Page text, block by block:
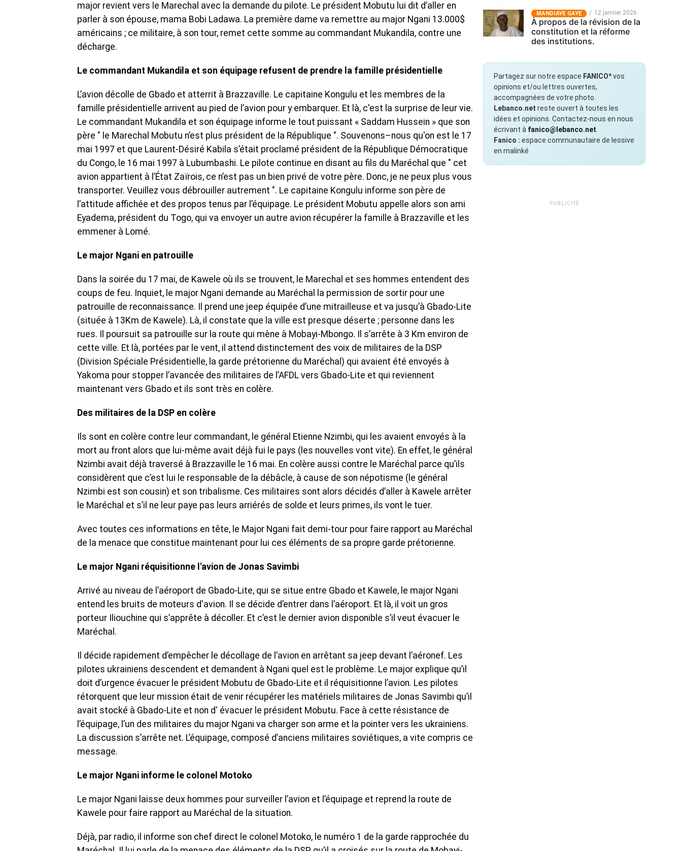
major revient vers le Marechal avec la demande du pilote. Le président Mobutu lui dit d’aller en
parler à son épouse, mama Bobi Ladawa. La première dame va remettre au major Ngani 13.000$
américains ; ce militaire, à son tour, remet cette somme au commandant Mukandila, contre une
décharge.
Le commandant Mukandila et son équipage refusent de prendre la famille présidentielle
L’avion décolle de Gbado et atterrit à Brazzaville. Le capitaine Kongulu et les membres de la
famille présidentielle arrivent au pied de l’avion pour y embarquer. Et là, c'est la surprise de leur vie.
Le commandant Mukandila et son équipage informe le tout puissant « Saddam Hussein » que son
père " le Marechal Mobutu n’est plus président de la République ". Souvenons–nous qu'on est le 17
mai 1997 et que Laurent-Désiré Kabila s’était proclamé président de la République Démocratique
du Congo, le 16 mai 1997 à Lubumbashi. Le pilote continue en disant au fils du Maréchal que " cet
avion appartient à l’État Zaïrois, ce n’est pas un bien privé de votre père. Donc, je ne peux plus vous
transporter. Veuillez vous débrouiller autrement ". Le capitaine Kongulu informe son père de
l’attitude affichée et des propos tenus par l’équipage. Le président Mobutu appelle alors son ami
Eyadema, président du Togo, qui va envoyer un autre avion récupérer la famille à Brazzaville et les
emmener à Lomé.
Le major Ngani en patrouille
Dans la soirée du 17 mai, de Kawele où ils se trouvent, le Marechal et ses hommes entendent des
coups de feu. Inquiet, le major Ngani demande au Maréchal la permission de sortir pour une
patrouille de reconnaissance. Il prend une jeep équipée d’une mitrailleuse et va jusqu’à Gbado-Lite
(située à 13Km de Kawele). Là, il constate que la ville est presque déserte ; personne dans les
rues. Il poursuit sa patrouille sur la route qui mène à Mobayi-Mbongo. Il s’arrête à 3 Km environ de
cette ville. Et là, portées par le vent, il attend distinctement des voix de militaires de la DSP
(Division Spéciale Présidentielle, la garde prétorienne du Maréchal) qui avaient été envoyés à
Yakoma pour stopper l’avancée des militaires de l’AFDL vers Gbado-Lite et qui reviennent
maintenant vers Gbado et ils sont très en colère.
Des militaires de la DSP en colère
Ils sont en colère contre leur commandant, le général Etienne Nzimbi, qui les avaient envoyés à la
mort au front alors que lui-même avait déjà fui le pays (les nouvelles vont vite). En effet, le général
Nzimbi avait déjà traversé à Brazzaville le 16 mai. En colère aussi contre le Maréchal parce qu’ils
considèrent que c’est lui le responsable de la débâcle, à cause de son népotisme (le général
Nzimbi est son cousin) et son tribalisme. Ces militaires sont alors décidés d’aller à Kawele arrêter
le Maréchal et s’il ne leur paye pas leurs arriérés de solde et leurs primes, ils vont le tuer.
Avec toutes ces informations en tête, le Major Ngani fait demi-tour pour faire rapport au Maréchal
de la menace que constitue maintenant pour lui ces éléments de sa propre garde prétorienne.
Le major Ngani réquisitionne l'avion de Jonas Savimbi
Arrivé au niveau de l’aéroport de Gbado-Lite, qui se situe entre Gbado et Kawele, le major Ngani
entend les bruits de moteurs d'avion. Il se décide d’entrer dans l’aéroport. Et là, il voit un gros
porteur Iliouchine qui s’apprête à décoller. Et c’est le dernier avion disponible s’il veut évacuer le
Maréchal.
Il décide rapidement d’empêcher le décollage de l’avion en arrêtant sa jeep devant l’aéronef. Les
pilotes ukrainiens descendent et demandent à Ngani quel est le problème. Le major explique qu’il
doit d’urgence évacuer le président Mobutu de Gbado-Lite et il réquisitionne l’avion. Les pilotes
rétorquent que leur mission était de venir récupérer les matériels militaires de Jonas Savimbi qu’il
avait stocké à Gbado-Lite et non d' évacuer le président Mobutu. Face à cette résistance de
l’équipage, l’un des militaires du major Ngani va charger son arme et la pointer vers les ukrainiens.
La discussion s’arrête net. L’équipage, composé d’anciens militaires soviétiques, a vite compris ce
message.
Le major Ngani informe le colonel Motoko
Le major Ngani laisse deux hommes pour surveiller l’avion et l’équipage et reprend la route de
Kawele pour faire rapport au Maréchal de la situation.
Déjà, par radio, il informe son chef direct le colonel Motoko, le numéro 1 de la garde rapprochée du
MANDIAYE GAYE 12 janvier 2026
À propos de la révision de la
constitution et la réforme
des institutions.
Partagez sur notre espace FANICO*vos
opinions et/ou lettres ouvertes,
accompagnées de votre photo.
Lebanco.net reste ouvert à toutes les
idées et opinions. Contactez-nous en nous
écrivant à fanico@lebanco.net
Fanico : espace communautaire de lessive
en malinké
PUBLICITÉ